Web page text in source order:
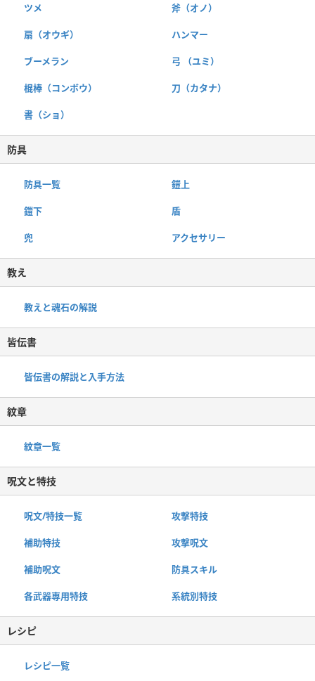
ツメ 斧（オノ）
扇（オウギ） ハンマー
ブーメラン 弓 （ユミ）
棍棒（コンボウ） 刀（カタナ）
書（ショ）
防具
防具一覧 鎧上
鎧下 盾
兜 アクセサリー
教え
教えと魂石の解説
皆伝書
皆伝書の解説と入手方法
紋章
紋章一覧
呪文と特技
呪文/特技一覧 攻撃特技
補助特技 攻撃呪文
補助呪文 防具スキル
各武器専用特技 系統別特技
レシピ
レシピ一覧